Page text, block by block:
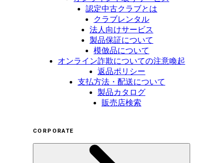
認定中古クラブとは
クラブレンタル
法人向けサービス
製品保証について
模倣品について
オンライン詐欺についての注意喚起
返品ポリシー
支払方法・配送について
製品カタログ
販売店検索
CORPORATE